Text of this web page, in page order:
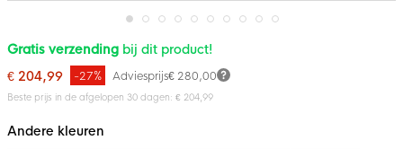
Ga
naar
begin
van
gallerij
Gratis verzending bij dit product!
€ 204,99
Adviesprijs€ 280,00
-27%
Beste prijs in de afgelopen 30 dagen: € 204,99
Andere kleuren